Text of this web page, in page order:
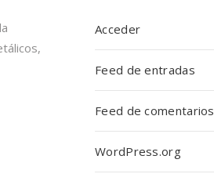
Acceder
Feed de entradas
Feed de comentarios
WordPress.org